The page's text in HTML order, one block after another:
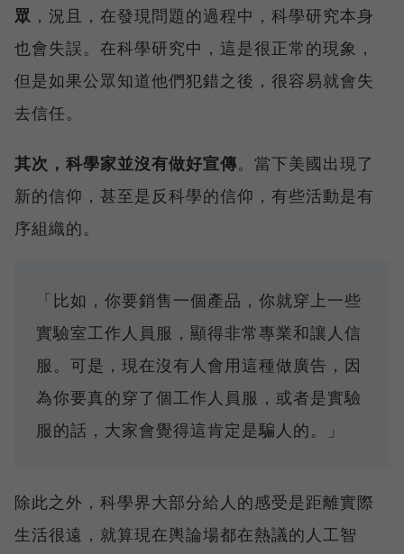
眾 ，況且，在發現問題的過程中，科學研究本身
也會失誤。在科學研究中，這是很正常的現象，
但是如果公眾知道他們犯錯之後，很容易就會失
去信任。
其次，科學家並沒有做好宣傳。當下美國出現了
新的信仰，甚至是反科學的信仰，有些活動是有
序組織的。
「比如，你要銷售一個產品，你就穿上一些
實驗室工作人員服，顯得非常專業和讓人信
服。可是，現在沒有人會用這種做廣告，因
為你要真的穿了個工作人員服，或者是實驗
服的話，大家會覺得這肯定是騙人的。」
除此之外，科學界大部分給人的感受是距離實際
生活很遠，就算現在輿論場都在熱議的人工智